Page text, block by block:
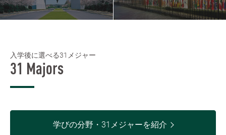
入学後に選べる31メジャー
31 Majors
学びの分野・31メジャーを紹介